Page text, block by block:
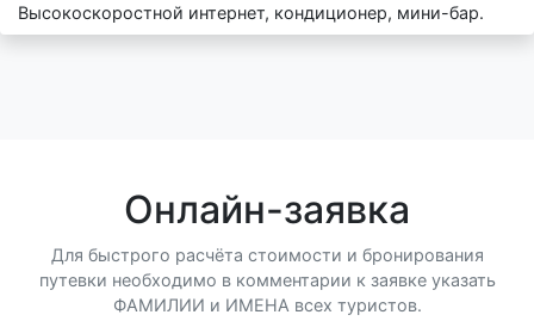
Высокоскоростной интернет, кондиционер, мини-бар.
Онлайн-заявка
Для быстрого расчёта стоимости и бронирования
путевки необходимо в комментарии к заявке указать
ФАМИЛИИ и ИМЕНА всех туристов.